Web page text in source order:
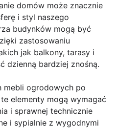
domów może znacznie
i styl naszego
budynków mogą być
zastosowaniu
jak balkony, tarasy i
dzienną bardziej znośną.
mebli ogrodowych po
elementy mogą wymagać
i sprawnej technicznie
i sypialnie z wygodnymi